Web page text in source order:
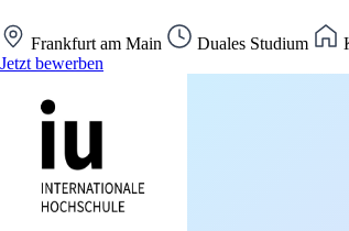
Frankfurt am Main Duales Studium
Jetzt bewerben